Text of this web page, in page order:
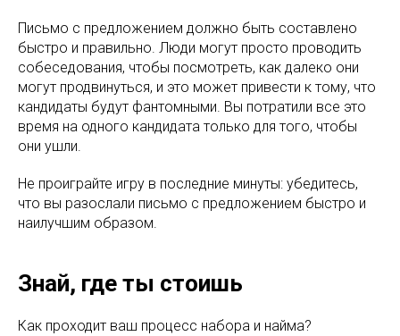
Письмо с предложением должно быть составлено
быстро и правильно. Люди могут просто проводить
собеседования, чтобы посмотреть, как далеко они
могут продвинуться, и это может привести к тому, что
кандидаты будут фантомными. Вы потратили все это
время на одного кандидата только для того, чтобы
они ушли.
Не проиграйте игру в последние минуты: убедитесь,
что вы разослали письмо с предложением быстро и
наилучшим образом.
Знай, где ты стоишь
Как проходит ваш процесс набора и найма?